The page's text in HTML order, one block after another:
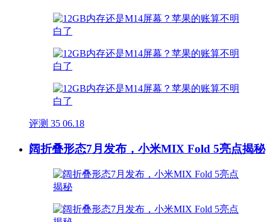
评测 35 06.18
阔折叠形态7月发布，小米MIX Fold 5亮点揭秘